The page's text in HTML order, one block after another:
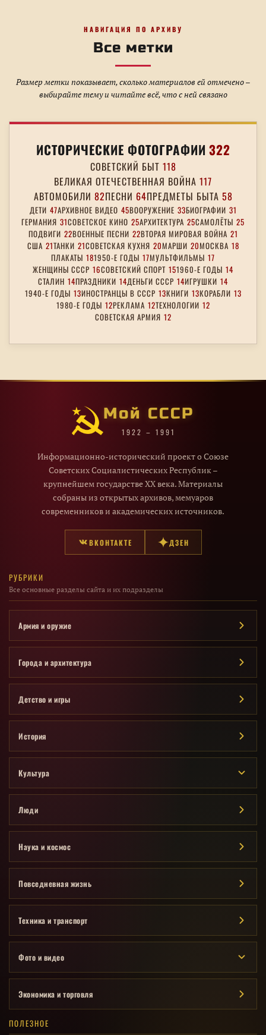
НАВИГАЦИЯ ПО АРХИВУ
Все метки
Размер метки показывает, сколько материалов ей отмечено –
выбирайте тему и читайте всё, что с ней связано
ИСТОРИЧЕСКИЕ ФОТОГРАФИИ 322
СОВЕТСКИЙ БЫТ 118
ВЕЛИКАЯ ОТЕЧЕСТВЕННАЯ ВОЙНА 117
АВТОМОБИЛИ 82ПЕСНИ 64ПРЕДМЕТЫ БЫТА 58
ДЕТИ 47АРХИВНОЕ ВИДЕО 45ВООРУЖЕНИЕ 33БИОГРАФИИ 31
ГЕРМАНИЯ 31СОВЕТСКОЕ КИНО 25АРХИТЕКТУРА 25САМОЛЁТЫ 25
ПОДВИГИ 22ВОЕННЫЕ ПЕСНИ 22ВТОРАЯ МИРОВАЯ ВОЙНА 21
США 21ТАНКИ 21СОВЕТСКАЯ КУХНЯ 20МАРШИ 20МОСКВА 18
ПЛАКАТЫ 181950-Е ГОДЫ 17МУЛЬТФИЛЬМЫ 17
ЖЕНЩИНЫ СССР 16СОВЕТСКИЙ СПОРТ 151960-Е ГОДЫ 14
СТАЛИН 14ПРАЗДНИКИ 14ДЕНЬГИ СССР 14ИГРУШКИ 14
1940-Е ГОДЫ 13ИНОСТРАНЦЫ В СССР 13КНИГИ 13КОРАБЛИ 13
1980-Е ГОДЫ 12РЕКЛАМА 12ТЕХНОЛОГИИ 12
СОВЕТСКАЯ АРМИЯ 12
Мой СССР
1922 – 1991
Информационно-исторический проект о Союзе
Советских Социалистических Республик –
крупнейшем государстве XX века. Материалы
собраны из открытых архивов, мемуаров
современников и академических источников.
ВКОНТАКТЕ ДЗЕН
РУБРИКИ
Все основные разделы сайта и их подразделы
Армия и оружие
Города и архитектура
Детство и игры
История
Культура
Люди
Наука и космос
Повседневная жизнь
Техника и транспорт
Фото и видео
Экономика и торговля
ПОЛЕЗНОЕ